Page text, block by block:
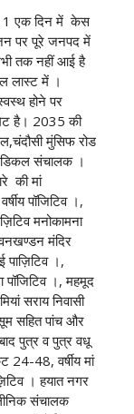
एक दिन में केस
पर पूरे जनपद में
तक नहीं आई है
लास्ट में ।
होने पर
है। 2035 की
मुंसिफ रोड
मेडिकल संचालक ।
की मां
पॉजिटिव ।,
मनोकामना
वनखण्डन मंदिर
पाज़िटिव ।,
पॉजिटिव ।, महमूद
सराय निवासी
सहित पांच और
पुत्र व पुत्र वधू
24-48, वर्षीय मां
। हयात नगर
संचालक